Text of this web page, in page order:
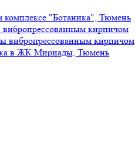
комплексе "Ботаника", Тюмень
кирпичом
вибропрессованным кирпичом
в ЖК Мириады, Тюмень